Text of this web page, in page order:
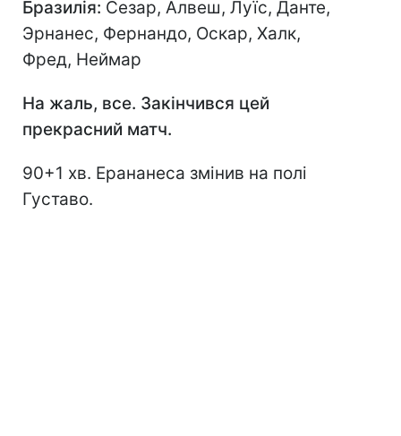
Бразилія: Сезар, Алвеш, Луїс, Данте,
Эрнанес, Фернандо, Оскар, Халк,
Фред, Неймар
На жаль, все. Закінчився цей
прекрасний матч.
90+1 хв. Ерананеса змінив на полі
Густаво.